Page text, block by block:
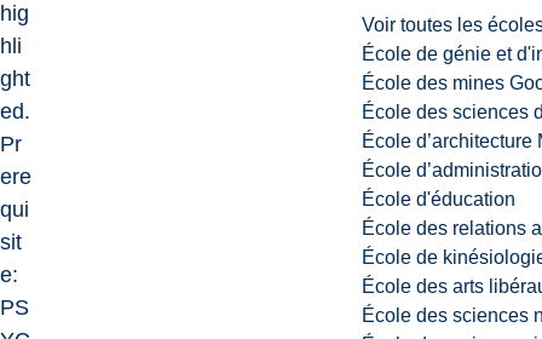
Voir toutes les
École de génie et
École des mines
École des sciences
École d’architecture
École
École d'éducation
École des relations
École de
École des arts
École des sciences
hig
hli
ght
ed.
Pr
ere
qui
sit
e:
PS